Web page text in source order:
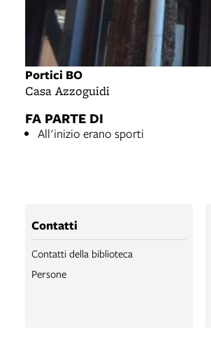
Portici BO
Casa Azzoguidi
FA PARTE DI
All'inizio erano sporti
Contatti
Contatti della biblioteca
Persone